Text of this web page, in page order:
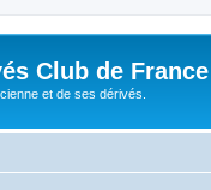
Club de France
et de ses dérivés.